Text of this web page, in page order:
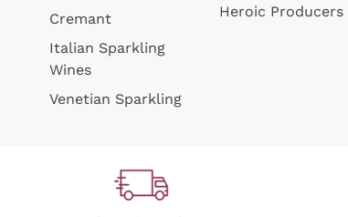
Cremant
Italian Sparkling
Wines
Venetian Sparkling
Heroic Producers